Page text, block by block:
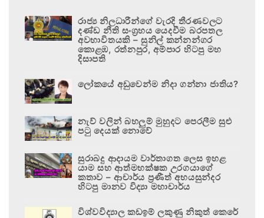
රාජ්‍ය නිලධාරීන්ගේ වැරදි තීරණවලට
දණ්ඩ නීති සංග්‍රහය යෙදවීම බරපතල
අවභාවිතයකි – සුනිල් කන්නන්ගර
කොළඹ, රත්නපුර, අම්පාර හිටපු මහ
දිසාපති
ලෝකයේ අඩුවෙන්ම නිදා ගන්නා ජාතිය?
නැව් වලින් බහලුම් මුහුදට පෙරලීම සුළු
පටු දෙයක් නොවේ
සුරාබදු ආදායම වාර්තාගත ලෙස ඉහළ
යාම සහ ආත්මභක්ෂක උරගයාගේ
කතාව – ආචාර්ය ප්‍රණීත් අභයසුන්දර
හිටපු මානව විද්‍යා මහාචාර්ය
විශ්වවිද්‍යාල කඩඉම් ලකුණු නිකුත් කෙරේ